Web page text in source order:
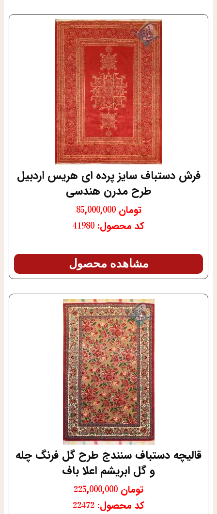
فرش دستباف سایز پرده ای هریس اردبیل
طرح مدرن هندسی
تومان 85,000,000
کد محصول: 41980
مشاهده محصول
قالیچه دستباف سنندج طرح گل فرنگ چله
و گل ابریشم اعلا باف
تومان
کد محصول: 22472